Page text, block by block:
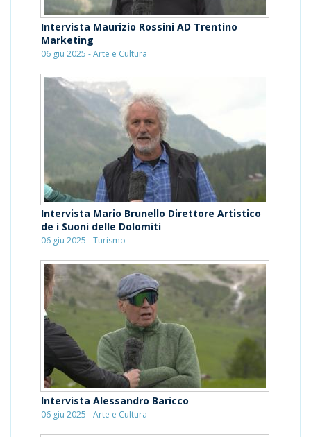
Intervista Maurizio Rossini AD Trentino
Marketing
06 giu 2025 - Arte e Cultura
Intervista Mario Brunello Direttore Artistico
de i Suoni delle Dolomiti
06 giu 2025 - Turismo
Intervista Alessandro Baricco
06 giu 2025 - Arte e Cultura